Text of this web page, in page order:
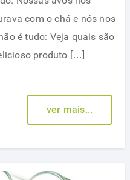
com o chá e nós nos
é tudo: Veja quais são
produto […]
ver mais...